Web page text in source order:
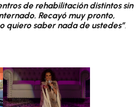
de rehabilitación distintos sin
Recayó muy pronto,
quiero saber nada de ustedes”.